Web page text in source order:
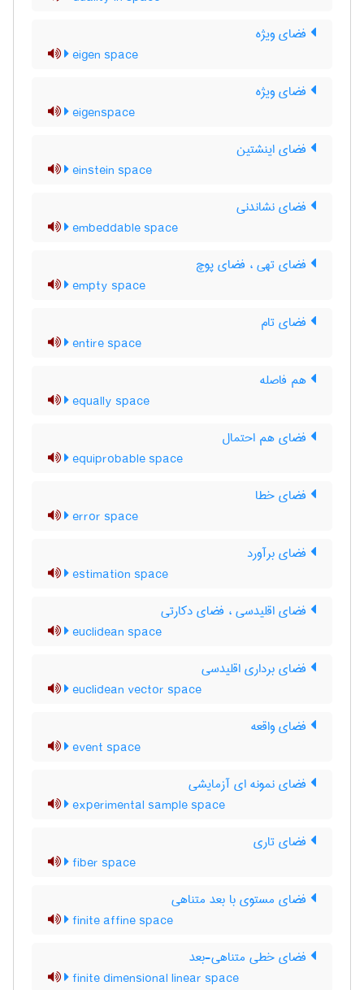
فضای ویژه
eigen space
فضای ویژه
eigenspace
فضای اینشتین
einstein space
فضای نشاندنی
embeddable space
فضای تهی ، فضای پوچ
empty space
فضای تام
entire space
هم فاصله
equally space
فضای هم احتمال
equiprobable space
فضای خطا
error space
فضای برآورد
estimation space
فضای اقلیدسی ، فضای دکارتی
euclidean space
فضای برداری اقلیدسی
euclidean vector space
فضای واقعه
event space
فضای نمونه ای آزمایشی
experimental sample space
فضای تاری
fiber space
فضای مستوی با بعد متناهی
finite affine space
فضای خطی متناهی-بعد
finite dimensional linear space